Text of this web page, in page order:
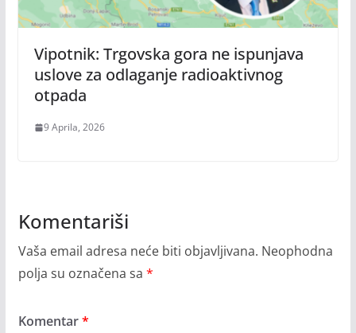
Vipotnik: Trgovska gora ne ispunjava
uslove za odlaganje radioaktivnog
otpada
9 Aprila, 2026
Komentariši
Vaša email adresa neće biti objavljivana. Neophodna
polja su označena sa *
Komentar*